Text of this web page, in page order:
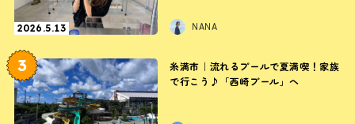
2026.5.13 NANA
3
糸満市｜流れるプールで夏満喫！家族
で行こう♪「西崎プール」へ